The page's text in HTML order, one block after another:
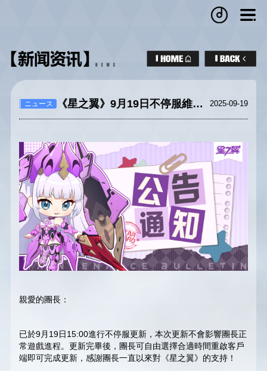
ニュース 《星之翼》9月19日不停服維護公告 2025-09-19
親愛的團長：
已於9月19日15:00進行不停服更新，本次更新不會影響團長正
常遊戲進程。更新完畢後，團長可自由選擇合適時間重啟客戶
端即可完成更新，感謝團長一直以來對《星之翼》的支持！